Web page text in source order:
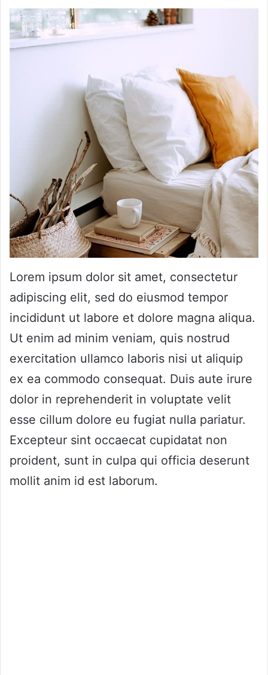
Lorem ipsum dolor sit amet, consectetur
adipiscing elit, sed do eiusmod tempor
incididunt ut labore et dolore magna aliqua.
Ut enim ad minim veniam, quis nostrud
exercitation ullamco laboris nisi ut aliquip
ex ea commodo consequat. Duis aute irure
dolor in reprehenderit in voluptate velit
esse cillum dolore eu fugiat nulla pariatur.
Excepteur sint occaecat cupidatat non
proident, sunt in culpa qui officia deserunt
mollit anim id est laborum.